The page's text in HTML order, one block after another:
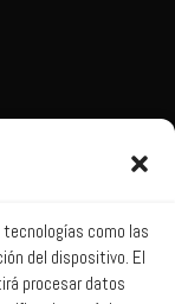
como las
del dispositivo. El
procesar datos